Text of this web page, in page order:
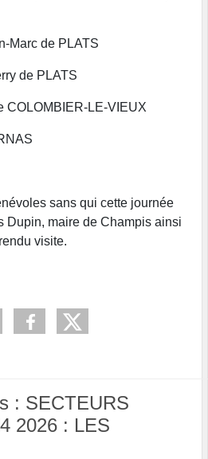
Marc de PLATS
de PLATS
COLOMBIER-LE-VIEUX
sans qui cette journée
Dupin, maire de Champis ainsi
visite.
: SECTEURS
2026 : LES